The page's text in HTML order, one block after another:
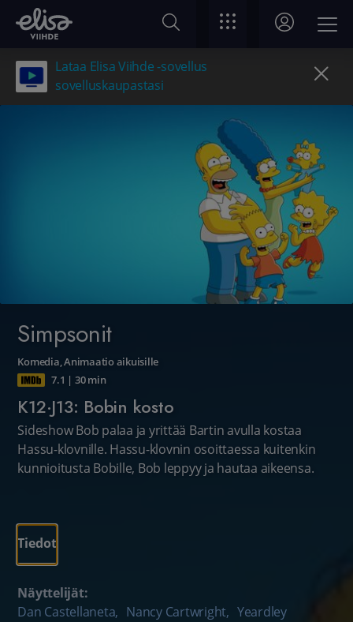
Lataa Elisa Viihde -sovellus
sovelluskaupastasi
Simpsonit
Komedia,Animaatio aikuisille
7.1 | 30 min
K12·J13: Bobin kosto
Sideshow Bob palaa ja yrittää Bartin avulla kostaa
Hassu-klovnille. Hassu-klovnin osoittaessa kuitenkin
kunnioitusta Bobille, Bob leppyy ja hautaa aikeensa.
Tiedot
Näyttelijät:
Dan Castellaneta, Nancy Cartwright, Yeardley